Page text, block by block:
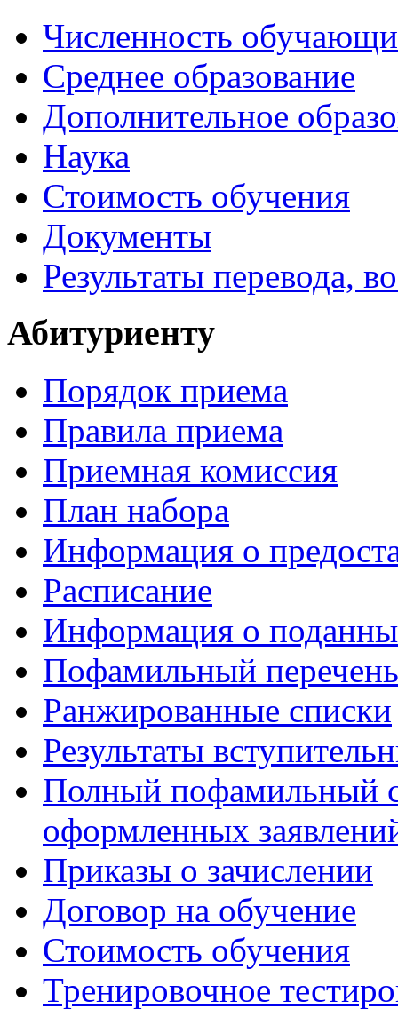
Численность
Среднее образование
Дополнительное
Наука
Стоимость обучения
Документы
Результаты перевода,
Абитуриенту
Порядок приема
Правила приема
Приемная комиссия
План набора
Информация о
Расписание
Информация о
Пофамильный
Ранжированные списки
Результаты
Полный пофамильный
оформленных
Приказы о зачислении
Договор на обучение
Стоимость обучения
Тренировочное